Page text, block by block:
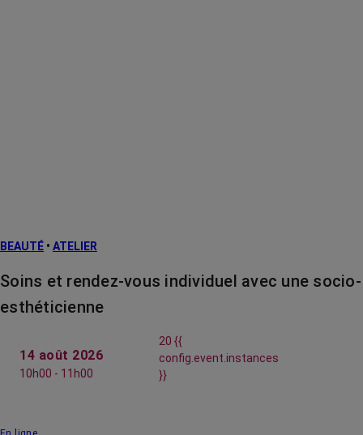
BEAUTÉ • ATELIER
Soins et rendez-vous individuel avec une socio-
esthéticienne
14 août 2026
10h00 - 11h00
20 {{
config.event.instances
}}